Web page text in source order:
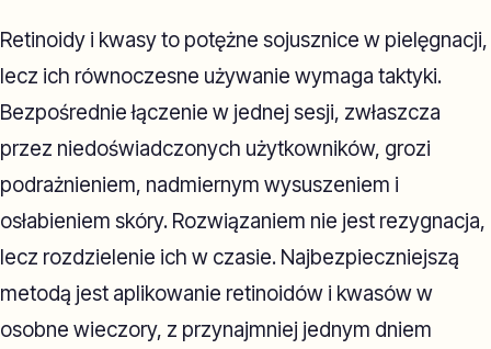
Retinoidy i kwasy to potężne sojusznice w pielęgnacji,
lecz ich równoczesne używanie wymaga taktyki.
Bezpośrednie łączenie w jednej sesji, zwłaszcza
przez niedoświadczonych użytkowników, grozi
podrażnieniem, nadmiernym wysuszeniem i
osłabieniem skóry. Rozwiązaniem nie jest rezygnacja,
lecz rozdzielenie ich w czasie. Najbezpieczniejszą
metodą jest aplikowanie retinoidów i kwasów w
osobne wieczory, z przynajmniej jednym dniem